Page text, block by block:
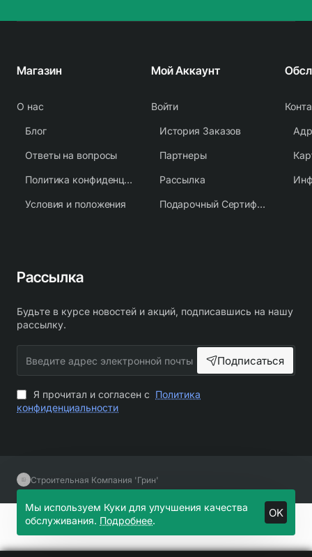
Мы используем Куки для улучшения качества
обслуживания. Подробнее.
OK
Магазин
О нас
Блог
Ответы на вопросы
Политика конфиденциальности
Условия и положения
Мой Аккаунт
Войти
История Заказов
Партнеры
Рассылка
Подарочный Сертификат
Рассылка
Будьте в курсе новостей и акций, подписавшись на нашу
рассылку.
адрес
электронной
почты
Подписаться
Я прочитал и согласен с Политика
конфиденциальности
Строительная Компания 'Грин'